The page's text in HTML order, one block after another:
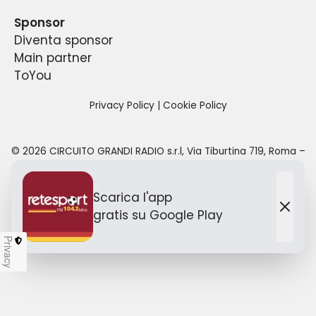
Sponsor
Diventa sponsor
Main partner
ToYou
Privacy Policy| Cookie Policy
© 2026 CIRCUITO GRANDI RADIO s.r.l, Via Tiburtina 719, Roma –
00159- P. IVA e C.F.
Designed with by TO
Scarica l'app
gratis su Google Play
Privacy